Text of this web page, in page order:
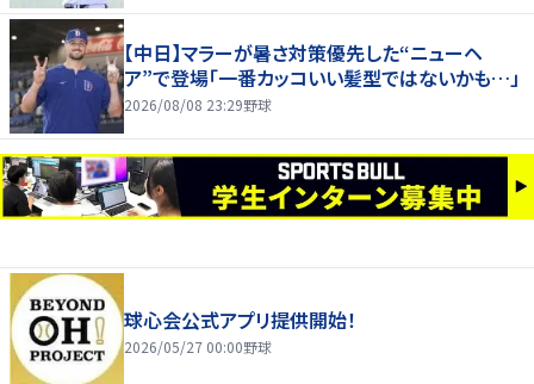
【中日】マラーが暑さ対策優先した“ニューヘ
ア”で登場「一番カッコいい髪型ではないかも…」
2026/08/08 23:29野球
球心会公式アプリ提供開始！
2026/05/27 00:00野球